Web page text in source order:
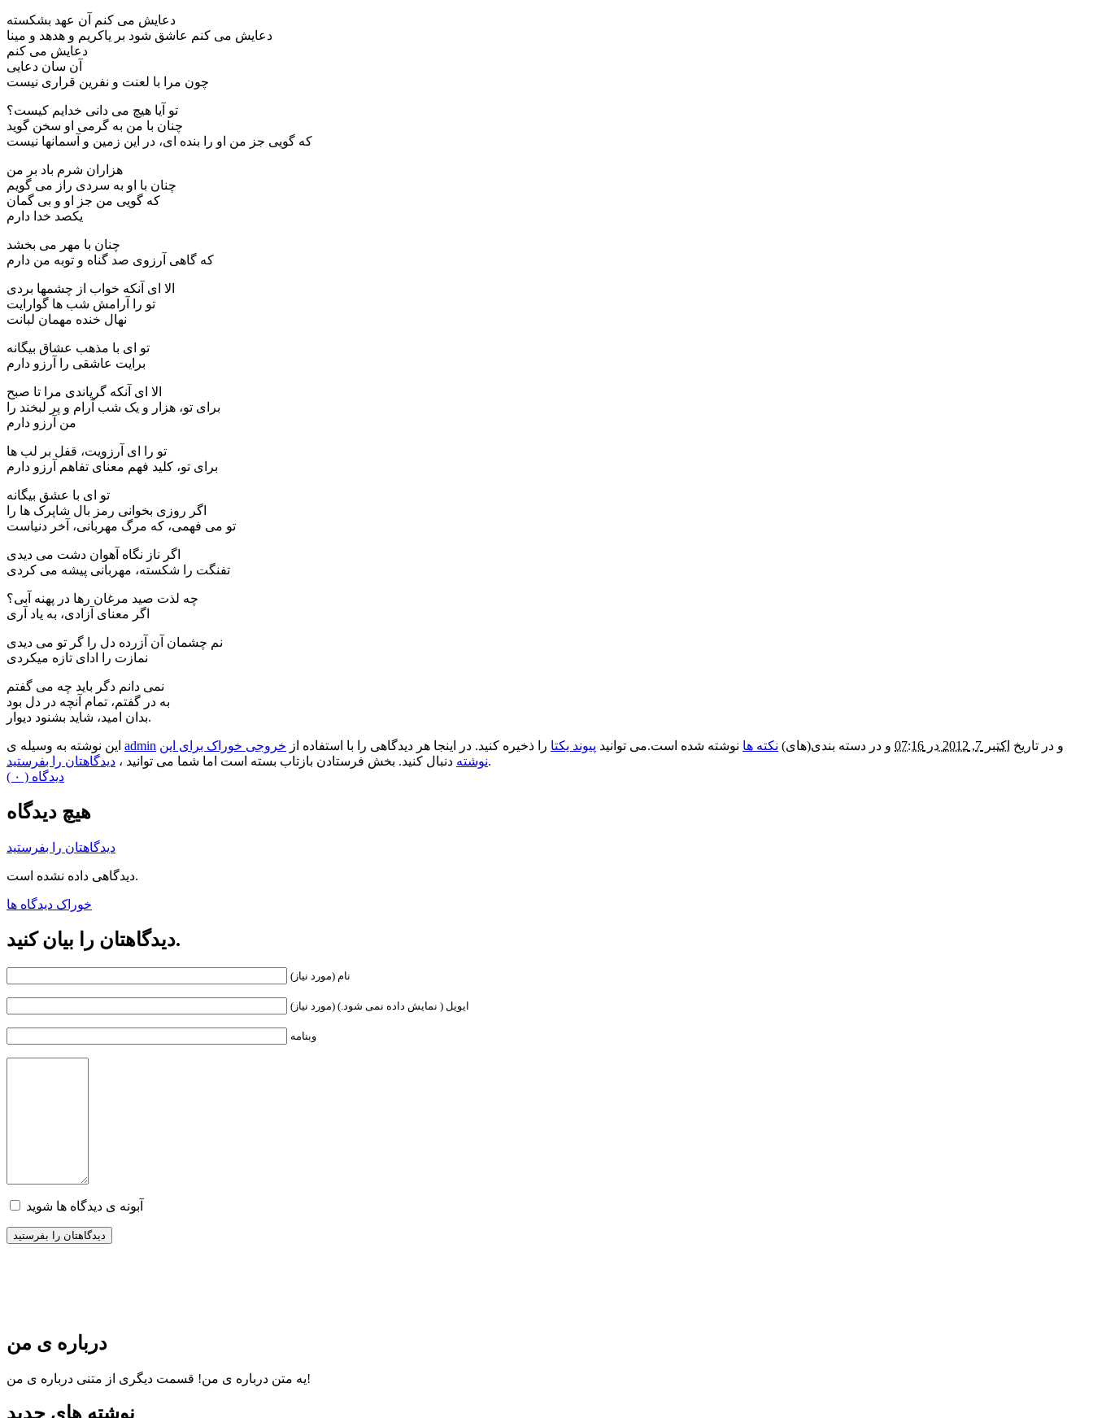
دعایش می کنم آن عهد بشکسته
دعایش می کنم عاشق شود بر یاکریم و هدهد و مینا
دعایش می کنم
آن سان دعایی
چون مرا با لعنت و نفرین قراری نیست
تو آیا هیچ می دانی خدایم کیست؟
چنان با من به گرمی او سخن گوید
که گویی جز من او را بنده ای، در این زمین و آسمانها نیست
هزاران شرم باد بر من
چنان با او به سردی راز می گویم
که گویی من جز او و بی گمان
یکصد خدا دارم
چنان با مهر می بخشد
که گاهی آرزوی صد گناه و توبه من دارم
الا ای آنکه خواب از چشمها بردی
تو را آرامش شب ها گوارایت
نهال خنده مهمان لبانت
تو ای با مذهب عشاق بیگانه
برایت عاشقی را آرزو دارم
الا ای آنکه گریاندی مرا تا صبح
برای تو، هزار و یک شب آرام و پر لبخند را
من آرزو دارم
تو را ای آرزویت، قفل بر لب ها
برای تو، کلید فهم معنای تفاهم آرزو دارم
تو ای با عشق بیگانه
اگر روزی بخوانی رمز بال شاپرک ها را
تو می فهمی، که مرگ مهربانی، آخر دنیاست
اگر ناز نگاه آهوان دشت می دیدی
تفنگت را شکسته، مهربانی پیشه می کردی
چه لذت صید مرغان رها در پهنه آبی؟
اگر معنای آزادی، به یاد آری
نم چشمان آن آزرده دل را گر تو می دیدی
نمازت را ادای تازه میکردی
نمی دانم دگر باید چه می گفتم
به در گفتم، تمام آنچه در دل بود
بدان امید، شاید بشنود دیوار.
admin و در تاریخ اکتبر 7, 2012 در 07:16 و در دسته بندی(های) نکته ها نوشته شده است.می توانید پیوند یکتا را ذخیره کنید. در اینجا هر دیدگاهی را با استفاده از خروجی خوراک برای این
نوشته دنبال کنید. بخش فرستادن بازتاب بسته است اما شما می توانید ، دیدگاهتان را بفرستید
.
( ۰ ) دیدگاه
هیچ دیدگاه
دیدگاهتان را بفرستید
دیدگاهی داده نشده است.
خوراک دیدگاه ها
دیدگاهتان را بیان کنید.
نام (مورد نیاز)
ایویل ( نمایش داده نمی شود.) (مورد نیاز)
وبنامه
آبونه ی دیدگاه ها شوید
درباره ی من
یه متن درباره ی من!قسمت دیگری از متنی درباره ی من!
نوشته های جدید